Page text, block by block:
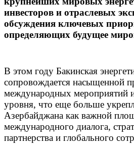
инвесторов и отраслевых
обсуждения ключевых
определяющих будущее
В этом году Бакинская
сопровождается насыщенной
международных мероприятий
уровня, что еще больше
Азербайджана как важной
международного диалога,
партнерства и глобального